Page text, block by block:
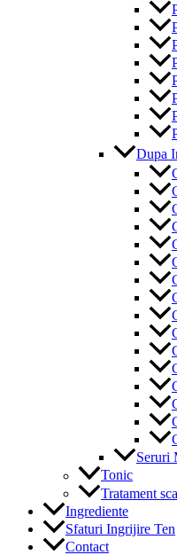
Dupa
Seruri
Tonic
Tratament
Ingrediente
Sfaturi Ingrijire Ten
Contact